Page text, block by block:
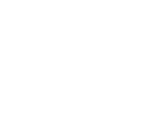
een app voor iPhone, iPad en
geschikt bevonden